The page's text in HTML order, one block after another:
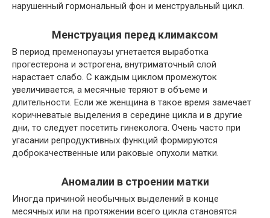
нарушенный гормональный фон и менструальный цикл.
Менструация перед климаксом
В период пременопаузы угнетается выработка
прогестерона и эстрогена, внутриматочный слой
нарастает слабо. С каждым циклом промежуток
увеличивается, а месячные теряют в объеме и
длительности. Если же женщина в такое время замечает
коричневатые выделения в середине цикла и в другие
дни, то следует посетить гинеколога. Очень часто при
угасании репродуктивных функций формируются
доброкачественные или раковые опухоли матки.
Аномалии в строении матки
Иногда причиной необычных выделений в конце
месячных или на протяжении всего цикла становятся